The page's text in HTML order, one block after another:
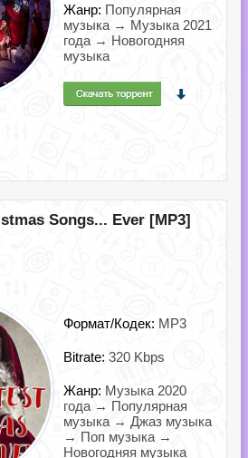
Жанр: Популярная
музыка → Музыка 2021
года → Новогодняя
музыка
Songs... Ever [MP3]
Формат/Кодек: MP3
Bitrate: 320 Kbps
Жанр: Музыка 2020
года → Популярная
музыка → Джаз музыка
→ Поп музыка →
Новогодняя музыка